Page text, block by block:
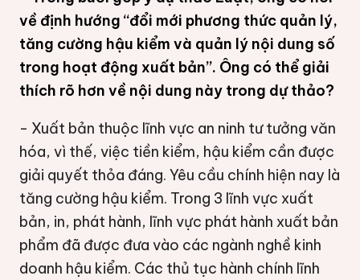
về định hướng “đổi mới phương thức quản lý,
tăng cường hậu kiểm và quản lý nội dung số
trong hoạt động xuất bản”. Ông có thể giải
thích rõ hơn về nội dung này trong dự thảo?
- Xuất bản thuộc lĩnh vực an ninh tư tưởng văn
hóa, vì thế, việc tiền kiểm, hậu kiểm cần được
giải quyết thỏa đáng. Yêu cầu chính hiện nay là
tăng cường hậu kiểm. Trong 3 lĩnh vực xuất
bản, in, phát hành, lĩnh vực phát hành xuất bản
phẩm đã được đưa vào các ngành nghề kinh
doanh hậu kiểm. Các thủ tục hành chính lĩnh